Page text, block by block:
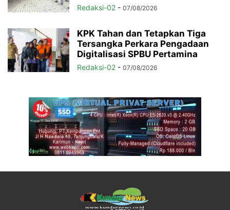
Redaksi-02 - 07/08/2026
KPK Tahan dan Tetapkan Tiga
Tersangka Perkara Pengadaan
Digitalisasi SPBU Pertamina
Redaksi-02 - 07/08/2026